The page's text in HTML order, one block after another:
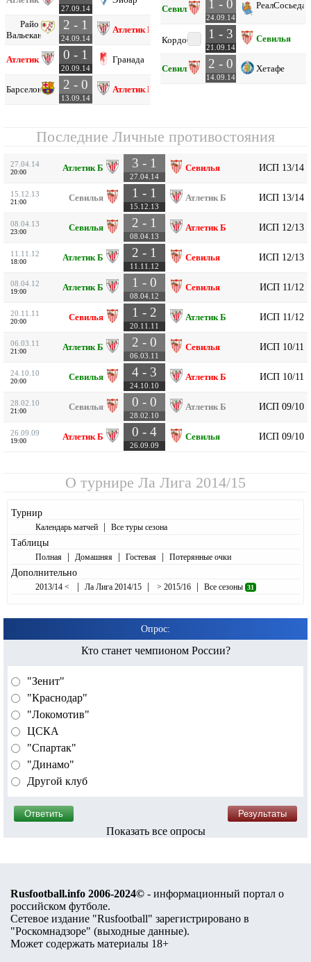
27.09.14
Райо
Вальекано
2 - 1
24.09.14
Атлетик Б
Атлетик Б 0 - 1
20.09.14
Гранада
Барселона 2 - 0
13.09.14
Атлетик Б
Севилья 1 - 0
24.09.14
РеалСосьедад
Кордоба 1 - 3
21.09.14
Севилья
Севилья 2 - 0
14.09.14
Хетафе
Последние Личные противостояния
27.04.14
20:00 Атлетик Б 3 - 1
27.04.14
Севилья ИСП 13/14
15.12.13
21:00 Севилья 1 - 1
15.12.13
Атлетик Б ИСП 13/14
08.04.13
23:00 Севилья 2 - 1
08.04.13
Атлетик Б ИСП 12/13
11.11.12
18:00 Атлетик Б 2 - 1
11.11.12
Севилья ИСП 12/13
08.04.12
19:00 Атлетик Б 1 - 0
08.04.12
Севилья ИСП 11/12
20.11.11
20:00 Севилья 1 - 2
20.11.11
Атлетик Б ИСП 11/12
06.03.11
21:00 Атлетик Б 2 - 0
06.03.11
Севилья ИСП 10/11
24.10.10
20:00 Севилья 4 - 3
24.10.10
Атлетик Б ИСП 10/11
28.02.10
21:00 Севилья 0 - 0
28.02.10
Атлетик Б ИСП 09/10
26.09.09
19:00 Атлетик Б 0 - 4
26.09.09
Севилья ИСП 09/10
О турнире Ла Лига 2014/15
Турнир
Календарь матчей | Все туры сезона
Таблицы
Полная | Домашняя | Гостевая | Потерянные очки
Дополнительно
2013/14 < | Ла Лига 2014/15 | > 2015/16 | Все сезоны 31
Опрос:
Кто станет чемпионом России?
"Зенит"
"Краснодар"
"Локомотив"
ЦСКА
"Спартак"
"Динамо"
Другой клуб
Показать все опросы
Rusfootball.info 2006-2024© - информационный портал о
российском футболе.
Сетевое издание "Rusfootball" зарегистрировано в
"Роскомнадзоре" (выходные данные).
Может содержать материалы 18+